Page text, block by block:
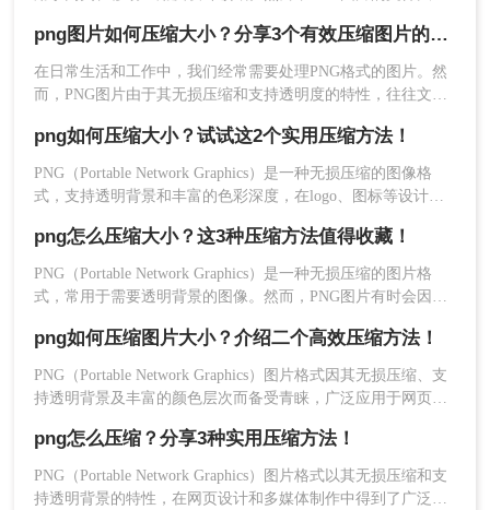
推荐工具 ：
转转大师在线图片压缩工具
操作步骤：
1、打开在线PNG压缩网址：
2、点击选择文件上传要压缩的图片。
3、图片除了压缩之外还可以转换输出格式
片大小呢？本文将介绍三种压缩PNG图片大小的方法，帮助您
轻松减小PNG图片的文件体积。
png图片如何压缩大小？分享3个有效压缩图片的方法，操作简单无门槛
在日常生活和工作中，我们经常需要处理PNG格式的图片。然
而，PNG图片由于其无损压缩和支持透明度的特性，往往文件
呢？本文将介绍三种有效的PNG图片压缩方法，帮助您轻松减
小PNG图片的大小。
png如何压缩大小？试试这2个实用压缩方法！
PNG（Portable Network Graphics）是一种无损压缩的图像格
式，支持透明背景和丰富的色彩深度，在logo、图标等设计领
于存储和传输。那么png如何压缩大小呢？本文将介绍两种实用
的PNG图片压缩方法。
png怎么压缩大小？这3种压缩方法值得收藏！
PNG（Portable Network Graphics）是一种无损压缩的图片格
式，常用于需要透明背景的图像。然而，PNG图片有时会因为
图像和大量颜色信息时。那么png怎么压缩大小呢？本文将介绍
png如何压缩图片大小？介绍二个高效压缩方法！
PNG（Portable Network Graphics）图片格式因其无损压缩、支
持透明背景及丰富的颜色层次而备受青睐，广泛应用于网页设
过多的颜色信息、透明度数据或元数据而导致文件体积较大，
影响加载速度和存储空间。那么png如何压缩图片大小呢？本文
将介绍两种有效的PNG图片压缩方法。
png怎么压缩？分享3种实用压缩方法！
PNG（Portable Network Graphics）图片格式以其无损压缩和支
持透明背景的特性，在网页设计和多媒体制作中得到了广泛应